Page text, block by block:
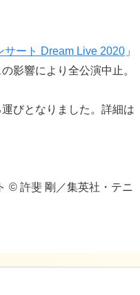
サート Dream Live 2020 」
影響により全公演中止。
びとなりました。詳細は
© 許斐 剛／集英社・テニ